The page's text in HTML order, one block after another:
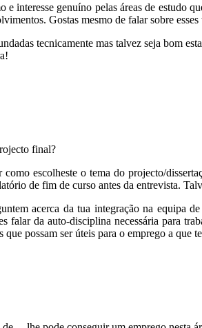
e interesse genuíno pelas áreas de estudo
Gostas mesmo de falar sobre esses
tecnicamente mas talvez seja bom
final?
escolheste o tema do projecto/
de fim de curso antes da entrevista.
acerca da tua integração na equipa
da auto-disciplina necessária para
possam ser úteis para o emprego a que